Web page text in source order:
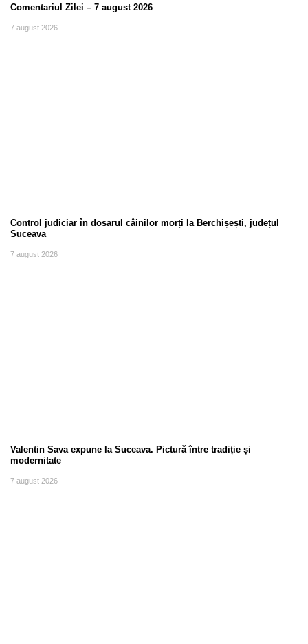
Comentariul Zilei – 7 august 2026
7 august 2026
Control judiciar în dosarul câinilor morți la Berchișești, județul
Suceava
7 august 2026
Valentin Sava expune la Suceava. Pictură între tradiție și
modernitate
7 august 2026